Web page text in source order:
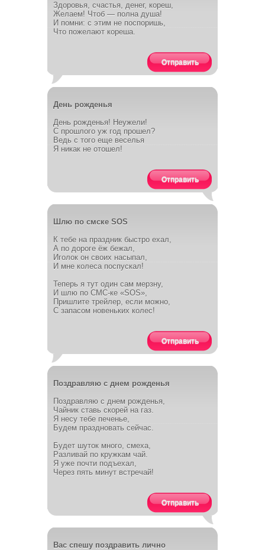
Здоровья, счастья, денег, кореш,
Желаем! Чтоб — полна душа!
И помни: с этим не поспоришь,
Что пожелают кореша.
Отправить
День рожденья
День рожденья! Неужели!
С прошлого уж год прошел?
Ведь с того еще веселья
Я никак не отошел!
Отправить
Шлю по смске SOS
К тебе на праздник быстро ехал,
А по дороге ёж бежал,
Иголок он своих насыпал,
И мне колеса поспускал!
Теперь я тут один сам мерзну,
И шлю по СМС-ке «SOS»,
Пришлите трейлер, если можно,
С запасом новеньких колес!
Отправить
Поздравляю с днем рожденья
Поздравляю с днем рожденья,
Чайник ставь скорей на газ.
Я несу тебе печенье,
Будем праздновать сейчас.
Будет шуток много, смеха,
Разливай по кружкам чай.
Я уже почти подъехал,
Через пять минут встречай!
Отправить
Вас спешу поздравить лично